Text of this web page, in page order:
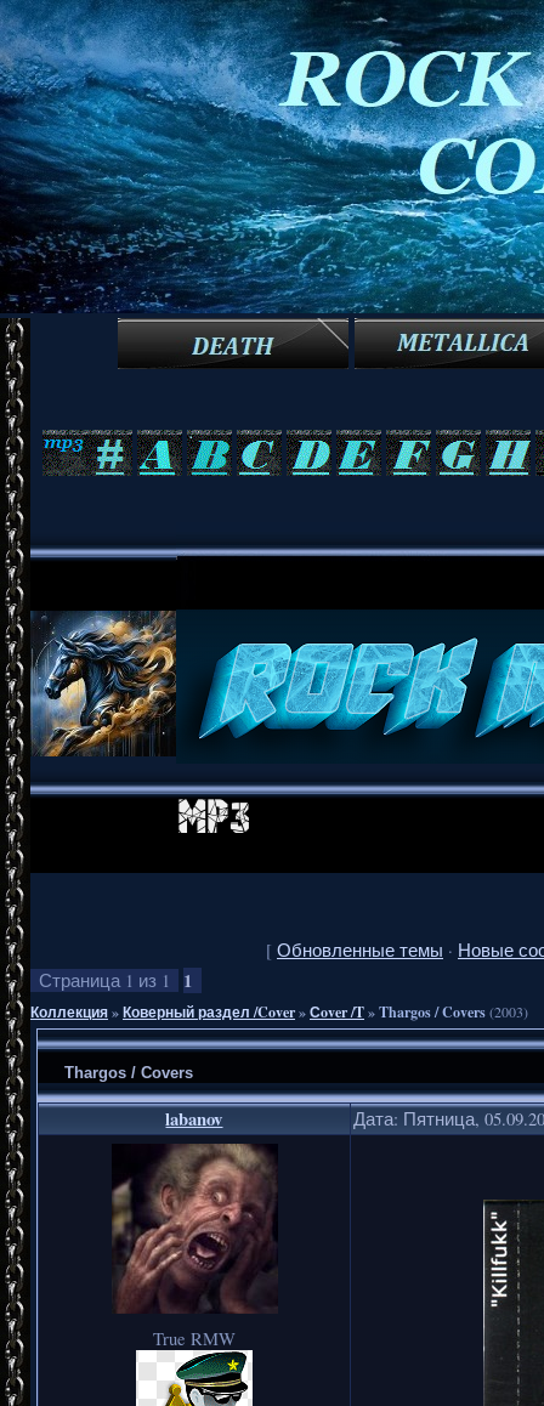
[ Обновленные темы · Новые
Страница 1 из 1 1
Коллекция»Коверный раздел /Cover»Сover /T»Thargos / Covers(2003)
Thargos / Covers
labanov Дата: Пятница,
True RMW